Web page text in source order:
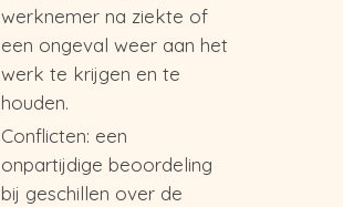
werknemer na ziekte of
een ongeval weer aan het
werk te krijgen en te
houden.
Conflicten: een
onpartijdige beoordeling
bij geschillen over de